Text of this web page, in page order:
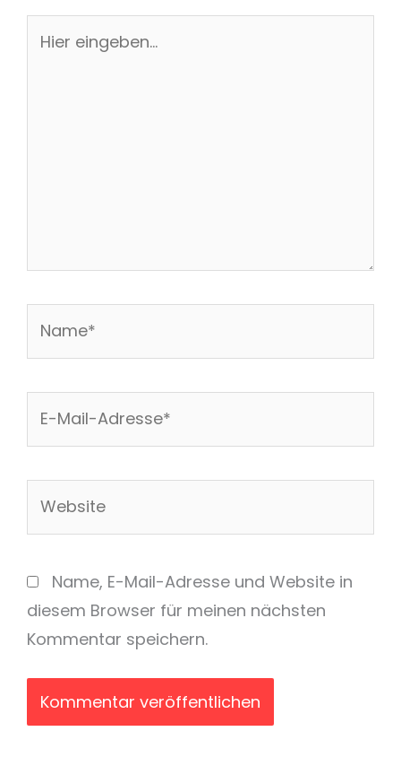
eingeben…
Name, E-Mail-Adresse und Website in
diesem Browser für meinen nächsten
Kommentar speichern.